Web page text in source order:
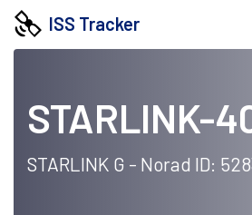
ISS Tracker
STARLINK-
STARLINK G - Norad ID: